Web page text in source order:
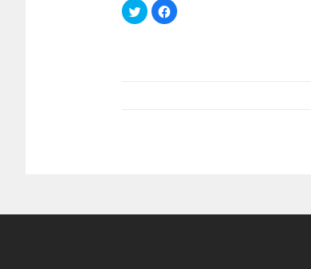
Cliquez
pour
partager
Cliquez
pour